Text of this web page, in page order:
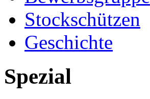
Stockschützen
Geschichte
Spezial